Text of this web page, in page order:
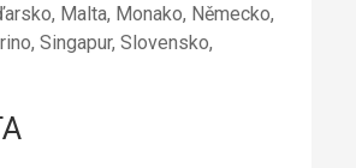
Malta, Monako, Německo,
Singapur, Slovensko,